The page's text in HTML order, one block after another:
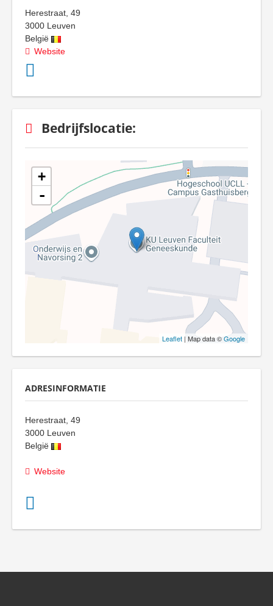
Herestraat, 49
3000 Leuven
België
Website
Bedrijfslocatie:
+
-
Leaflet | Map data ©Google
ADRESINFORMATIE
Herestraat, 49
3000 Leuven
België
Website